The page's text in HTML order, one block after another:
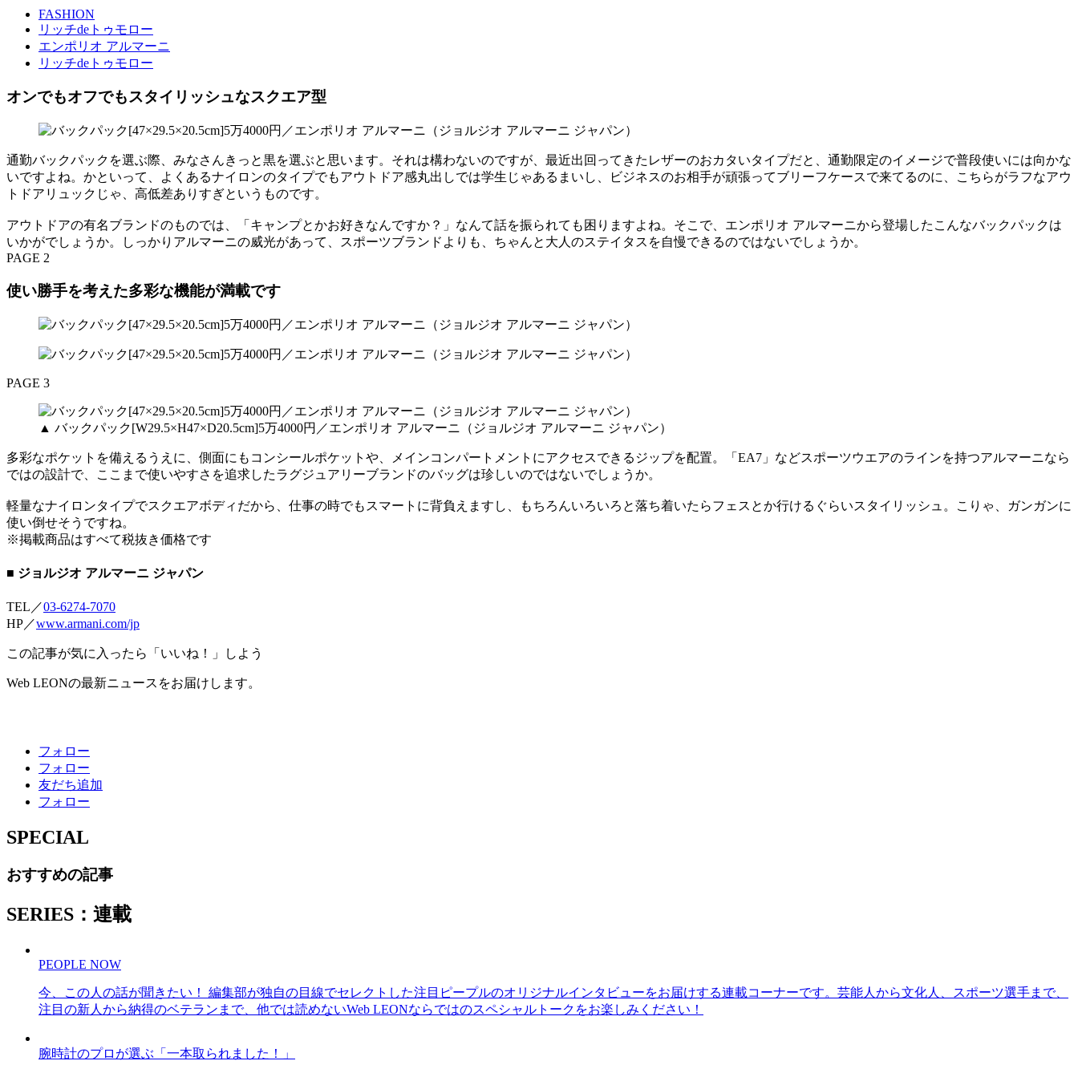
FASHION
リッチdeトゥモロー
エンポリオ アルマーニ
リッチdeトゥモロー
オンでもオフでもスタイリッシュなスクエア型
通勤バックパックを選ぶ際、みなさんきっと黒を選ぶと思います。それは構わないのですが、最近出回ってきたレザーのおカタいタイプだと、通勤限定のイメージで普段使いには向かな
いですよね。かといって、よくあるナイロンのタイプでもアウトドア感丸出しでは学生じゃあるまいし、ビジネスのお相手が頑張ってブリーフケースで来てるのに、こちらがラフなアウ
トドアリュックじゃ、高低差ありすぎというものです。
アウトドアの有名ブランドのものでは、「キャンプとかお好きなんですか？」なんて話を振られても困りますよね。そこで、エンポリオ アルマーニから登場したこんなバックパックは
いかがでしょうか。しっかりアルマーニの威光があって、スポーツブランドよりも、ちゃんと大人のステイタスを自慢できるのではないでしょうか。
PAGE 2
使い勝手を考えた多彩な機能が満載です
PAGE 3
▲ バックパック[W29.5×H47×D20.5cm]5万4000円／エンポリオ アルマーニ（ジョルジオ アルマーニ ジャパン）
多彩なポケットを備えるうえに、側面にもコンシールポケットや、メインコンパートメントにアクセスできるジップを配置。「EA7」などスポーツウエアのラインを持つアルマーニなら
ではの設計で、ここまで使いやすさを追求したラグジュアリーブランドのバッグは珍しいのではないでしょうか。
軽量なナイロンタイプでスクエアボディだから、仕事の時でもスマートに背負えますし、もちろんいろいろと落ち着いたらフェスとか行けるぐらいスタイリッシュ。こりゃ、ガンガンに
使い倒せそうですね。
※掲載商品はすべて税抜き価格です
■ ジョルジオ アルマーニ ジャパン
TEL／03-6274-7070
HP／www.armani.com/jp
この記事が気に入ったら「いいね！」しよう
Web LEONの最新ニュースをお届けします。
フォロー
フォロー
友だち追加
フォロー
SPECIAL
おすすめの記事
SERIES：連載
PEOPLE NOW
今、この人の話が聞きたい！ 編集部が独自の目線でセレクトした注目ピープルのオリジナルインタビューをお届けする連載コーナーです。芸能人から文化人、スポーツ選手まで、
注目の新人から納得のベテランまで、他では読めないWeb LEONならではのスペシャルトークをお楽しみください！
腕時計のプロが選ぶ「一本取られました！」